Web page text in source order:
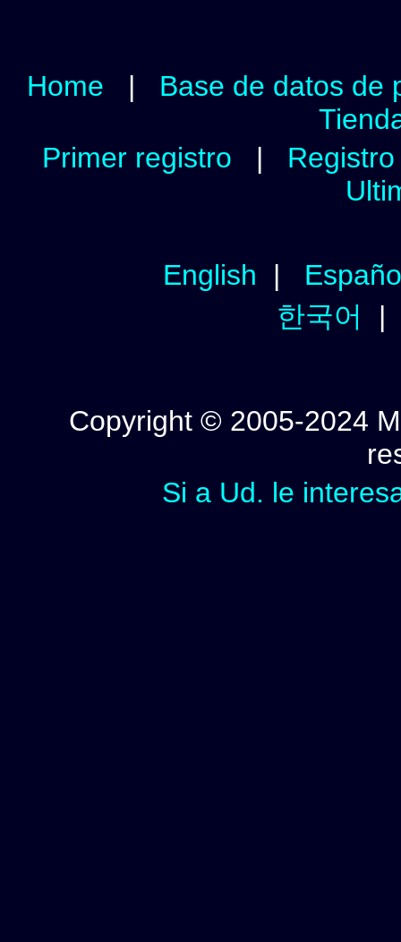
Home | Base de datos de
Primer registro |
English |
한국어
Copyright © 2005-2024
Si a Ud. le